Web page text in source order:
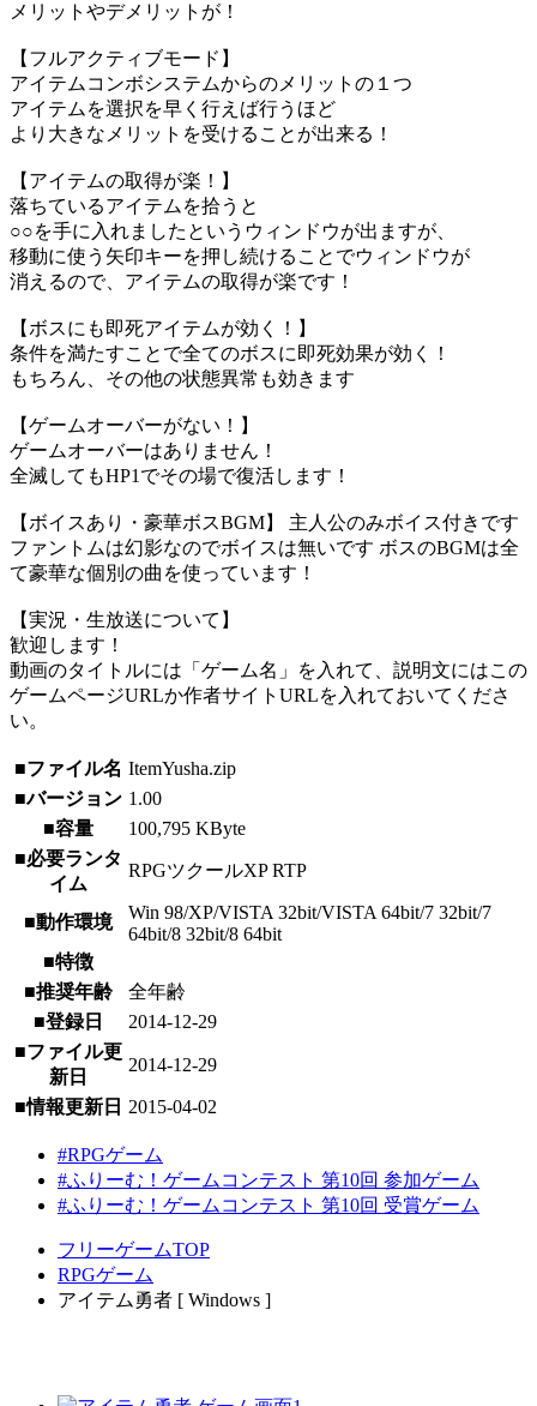
メリットやデメリットが！
【フルアクティブモード】
アイテムコンボシステムからのメリットの１つ
アイテムを選択を早く行えば行うほど
より大きなメリットを受けることが出来る！
【アイテムの取得が楽！】
落ちているアイテムを拾うと
○○を手に入れましたというウィンドウが出ますが、
移動に使う矢印キーを押し続けることでウィンドウが
消えるので、アイテムの取得が楽です！
【ボスにも即死アイテムが効く！】
条件を満たすことで全てのボスに即死効果が効く！
もちろん、その他の状態異常も効きます
【ゲームオーバーがない！】
ゲームオーバーはありません！
全滅してもHP1でその場で復活します！
【ボイスあり・豪華ボスBGM】 主人公のみボイス付きです
ファントムは幻影なのでボイスは無いです ボスのBGMは全
て豪華な個別の曲を使っています！
【実況・生放送について】
歓迎します！
動画のタイトルには「ゲーム名」を入れて、説明文にはこの
ゲームページURLか作者サイトURLを入れておいてくださ
い。
■ファイル名 ItemYusha.zip
■バージョン 1.00
■容量
100,795 KByte
■必要ランタ
イム
RPGツクールXP RTP
■動作環境
Win 98/XP/VISTA 32bit/VISTA 64bit/7 32bit/7
64bit/8 32bit/8 64bit
■特徴
■推奨年齢
全年齢
■登録日
2014-12-29
■ファイル更
新日
2014-12-29
■情報更新日 2015-04-02
#RPGゲーム
#ふりーむ！ゲームコンテスト 第10回 参加ゲーム
#ふりーむ！ゲームコンテスト 第10回 受賞ゲーム
フリーゲームTOP
RPGゲーム
アイテム勇者 [ Windows ]